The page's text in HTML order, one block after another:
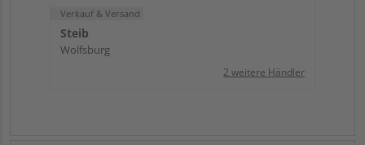
Verkauf & Versand
Steib
Wolfsburg
2 weitere Händler